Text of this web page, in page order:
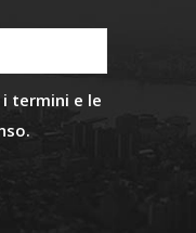
termini e le